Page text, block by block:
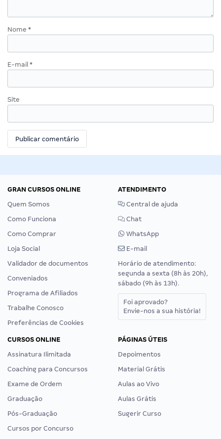
Nome *
E-mail *
Site
GRAN CURSOS ONLINE
Quem Somos
Como Funciona
Como Comprar
Loja Social
Validador de documentos
Conveniados
Programa de Afiliados
Trabalhe Conosco
Preferências de Cookies
ATENDIMENTO
Central de ajuda
Chat
WhatsApp
E-mail
Horário de atendimento:
segunda a sexta (8h às 20h),
sábado (9h às 13h).
Foi aprovado?
Envie-nos a sua história!
CURSOS ONLINE
Assinatura Ilimitada
Coaching para Concursos
Exame de Ordem
Graduação
Pós-Graduação
Cursos por Concurso
PÁGINAS ÚTEIS
Depoimentos
Material Grátis
Aulas ao Vivo
Aulas Grátis
Sugerir Curso